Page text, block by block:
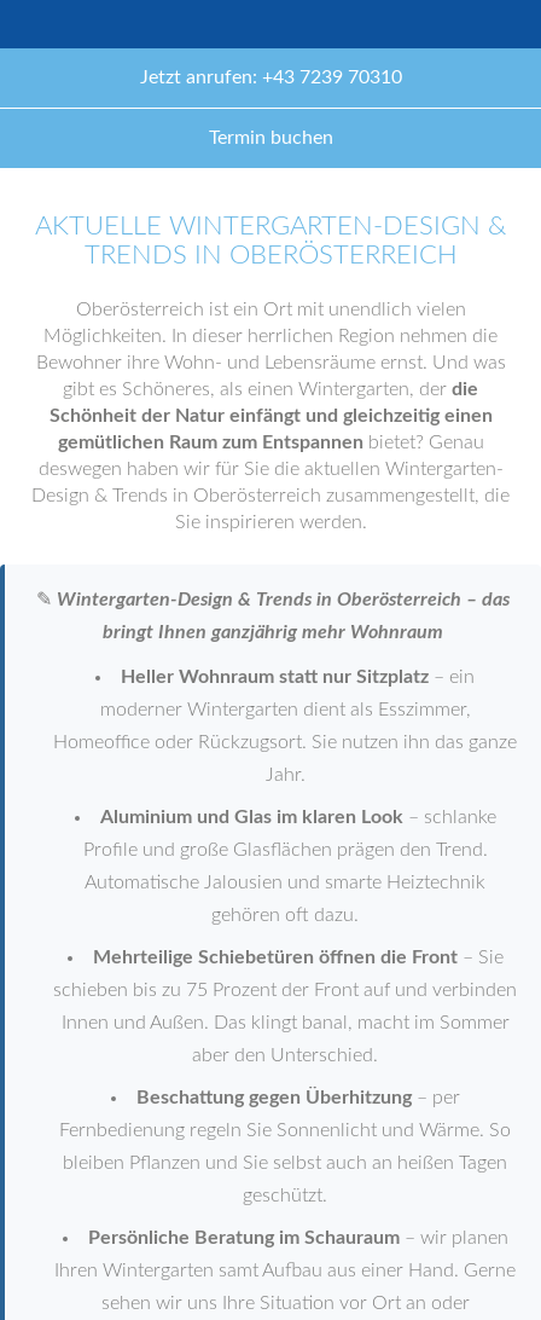
Jetzt anrufen: +43 7239 70310
Termin buchen
AKTUELLE WINTERGARTEN-DESIGN &
TRENDS IN OBERÖSTERREICH
Oberösterreich ist ein Ort mit unendlich vielen
Möglichkeiten. In dieser herrlichen Region nehmen die
Bewohner ihre Wohn- und Lebensräume ernst. Und was
gibt es Schöneres, als einen Wintergarten, der die
Schönheit der Natur einfängt und gleichzeitig einen
gemütlichen Raum zum Entspannen bietet? Genau
deswegen haben wir für Sie die aktuellen Wintergarten-
Design & Trends in Oberösterreich zusammengestellt, die
Sie inspirieren werden.
✎ Wintergarten-Design & Trends in Oberösterreich – das
bringt Ihnen ganzjährig mehr Wohnraum
Heller Wohnraum statt nur Sitzplatz – ein
moderner Wintergarten dient als Esszimmer,
Homeoffice oder Rückzugsort. Sie nutzen ihn das ganze
Jahr.
Aluminium und Glas im klaren Look – schlanke
Profile und große Glasflächen prägen den Trend.
Automatische Jalousien und smarte Heiztechnik
gehören oft dazu.
Mehrteilige Schiebetüren öffnen die Front– Sie
schieben bis zu 75 Prozent der Front auf und verbinden
Innen und Außen. Das klingt banal, macht im Sommer
aber den Unterschied.
Beschattung gegen Überhitzung– per
Fernbedienung regeln Sie Sonnenlicht und Wärme. So
bleiben Pflanzen und Sie selbst auch an heißen Tagen
geschützt.
Persönliche Beratung im Schauraum– wir planen
Ihren Wintergarten samt Aufbau aus einer Hand. Gerne
sehen wir uns Ihre Situation vor Ort an oder